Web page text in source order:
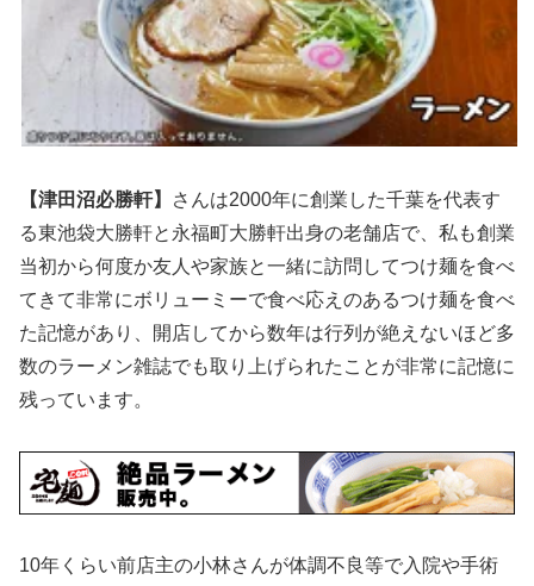
【津田沼必勝軒】
さんは2000年に創業した千葉を代表す
る東池袋大勝軒と永福町大勝軒出身の老舗店で、私も創業
当初から何度か友人や家族と一緒に訪問してつけ麺を食べ
てきて非常にボリューミーで食べ応えのあるつけ麺を食べ
た記憶があり、開店してから数年は行列が絶えないほど多
数のラーメン雑誌でも取り上げられたことが非常に記憶に
残っています。
10年くらい前店主の小林さんが体調不良等で入院や手術